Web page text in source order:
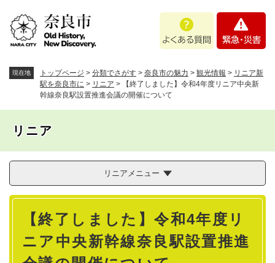
。
あ
問
・
現在地 トップページ > 分類でさがす > 奈良市の魅力 > 観光情報 > リニア新
駅を奈良市に > リニア >
【終了しました】令和4年度リニア中央新
幹線奈良駅設置推進会議の開催について
リニア
リニアメニュー
本
【終了しました】令和4年度リ
ニア中央新幹線奈良駅設置推進